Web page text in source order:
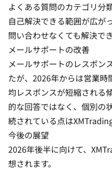
よくある質問のカテゴリ分
自己解決できる範囲が広が
問い合わせなくても解決で
メールサポートの改善
メールサポートのレスポン
たが、2026年からは営業
均レスポンスが短縮される
的な回答ではなく、個別の
続されている点は
今後の展望
2026年後半に向けて、
想されます。